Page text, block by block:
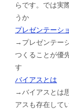
らです。では実
うか
プレゼンテーシ
→プレゼンテー
つくることが優
す
バイアスとは
→バイアスとは
アスも存在して